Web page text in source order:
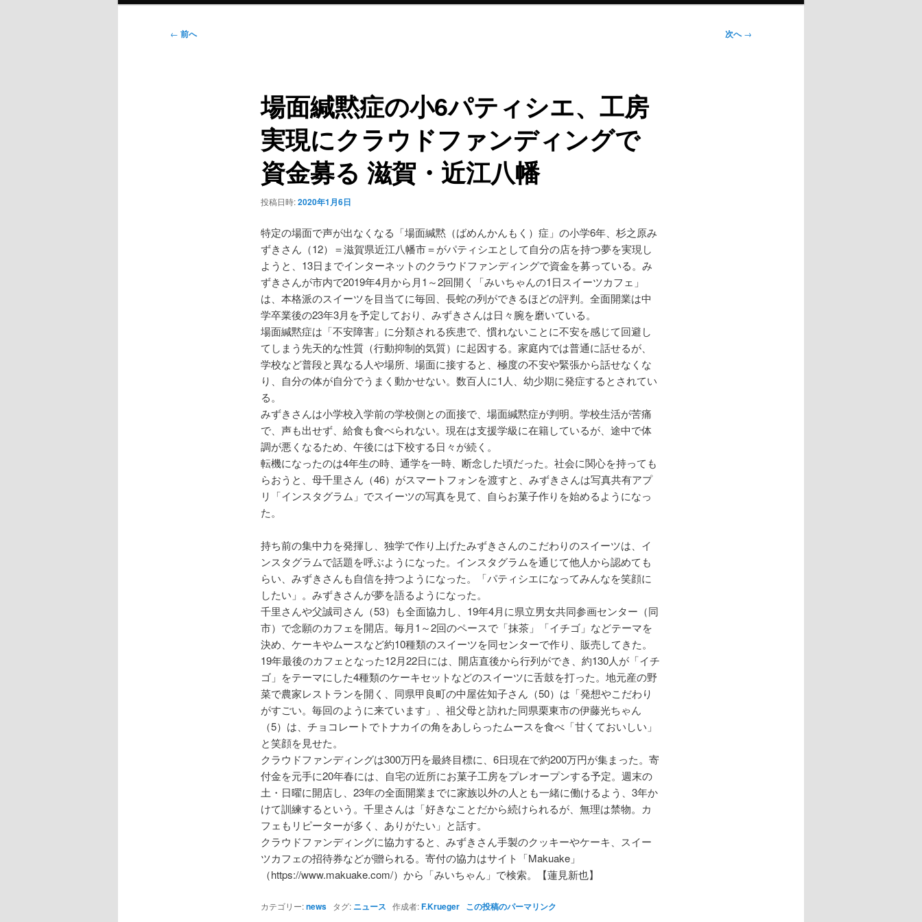
投
← 前へ 次へ→
場面緘黙症の小6パティシエ、工房
実現にクラウドファンディングで
資金募る 滋賀・近江八幡
投稿日時:2020年1月6日
特定の場面で声が出なくなる「場面緘黙（ばめんかんもく）症」の小学6年、杉之原み
ずきさん（12）＝滋賀県近江八幡市＝がパティシエとして自分の店を持つ夢を実現し
ようと、13日までインターネットのクラウドファンディングで資金を募っている。み
ずきさんが市内で2019年4月から月1～2回開く「みいちゃんの1日スイーツカフェ」
は、本格派のスイーツを目当てに毎回、長蛇の列ができるほどの評判。全面開業は中
学卒業後の23年3月を予定しており、みずきさんは日々腕を磨いている。
場面緘黙症は「不安障害」に分類される疾患で、慣れないことに不安を感じて回避し
てしまう先天的な性質（行動抑制的気質）に起因する。家庭内では普通に話せるが、
学校など普段と異なる人や場所、場面に接すると、極度の不安や緊張から話せなくな
り、自分の体が自分でうまく動かせない。数百人に1人、幼少期に発症するとされてい
る。
みずきさんは小学校入学前の学校側との面接で、場面緘黙症が判明。学校生活が苦痛
で、声も出せず、給食も食べられない。現在は支援学級に在籍しているが、途中で体
調が悪くなるため、午後には下校する日々が続く。
転機になったのは4年生の時、通学を一時、断念した頃だった。社会に関心を持っても
らおうと、母千里さん（46）がスマートフォンを渡すと、みずきさんは写真共有アプ
リ「インスタグラム」でスイーツの写真を見て、自らお菓子作りを始めるようになっ
た。
持ち前の集中力を発揮し、独学で作り上げたみずきさんのこだわりのスイーツは、イ
ンスタグラムで話題を呼ぶようになった。インスタグラムを通じて他人から認めても
らい、みずきさんも自信を持つようになった。「パティシエになってみんなを笑顔に
したい」。みずきさんが夢を語るようになった。
千里さんや父誠司さん（53）も全面協力し、19年4月に県立男女共同参画センター（同
市）で念願のカフェを開店。毎月1～2回のペースで「抹茶」「イチゴ」などテーマを
決め、ケーキやムースなど約10種類のスイーツを同センターで作り、販売してきた。
19年最後のカフェとなった12月22日には、開店直後から行列ができ、約130人が「イチ
ゴ」をテーマにした4種類のケーキセットなどのスイーツに舌鼓を打った。地元産の野
菜で農家レストランを開く、同県甲良町の中屋佐知子さん（50）は「発想やこだわり
がすごい。毎回のように来ています」、祖父母と訪れた同県栗東市の伊藤光ちゃん
（5）は、チョコレートでトナカイの角をあしらったムースを食べ「甘くておいしい」
と笑顔を見せた。
クラウドファンディングは300万円を最終目標に、6日現在で約200万円が集まった。寄
付金を元手に20年春には、自宅の近所にお菓子工房をプレオープンする予定。週末の
土・日曜に開店し、23年の全面開業までに家族以外の人とも一緒に働けるよう、3年か
けて訓練するという。千里さんは「好きなことだから続けられるが、無理は禁物。カ
フェもリピーターが多く、ありがたい」と話す。
クラウドファンディングに協力すると、みずきさん手製のクッキーやケーキ、スイー
ツカフェの招待券などが贈られる。寄付の協力はサイト「Makuake」
（https://www.makuake.com/）から「みいちゃん」で検索。【蓮見新也】
カテゴリー:newsタグ: ニュース 作成者:F.Krueger この投稿のパーマリンク